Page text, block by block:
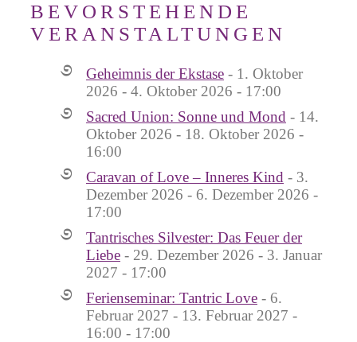
BEVORSTEHENDE
VERANSTALTUNGEN
Geheimnis der Ekstase - 1. Oktober
2026 - 4. Oktober 2026 - 17:00
Sacred Union: Sonne und Mond - 14.
Oktober 2026 - 18. Oktober 2026 -
16:00
Caravan of Love – Inneres Kind - 3.
Dezember 2026 - 6. Dezember 2026 -
17:00
Tantrisches Silvester: Das Feuer der
Liebe - 29. Dezember 2026 - 3. Januar
2027 - 17:00
Ferienseminar: Tantric Love - 6.
Februar 2027 - 13. Februar 2027 -
16:00 - 17:00